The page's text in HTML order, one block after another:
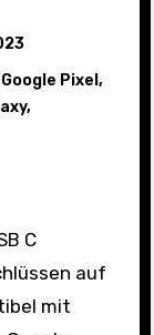
Google Pixel ,
,
auf
mit